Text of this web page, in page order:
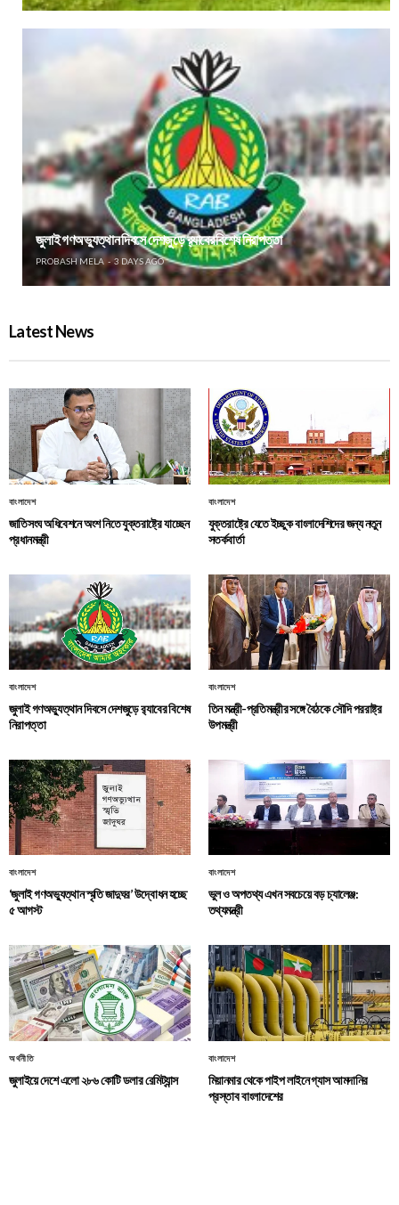
জুলাই গণঅভ্যুত্থান দিবসে দেশজুড়ে র‌্যাবের বিশেষ নিরাপত্তা
PROBASH MELA 3 DAYS AGO
Latest News
বাংলাদেশ
জাতিসংঘ অধিবেশনে অংশ নিতে যুক্তরাষ্ট্রে যাচ্ছেন
প্রধানমন্ত্রী
বাংলাদেশ
যুক্তরাষ্ট্রে যেতে ইচ্ছুক বাংলাদেশিদের জন্য নতুন
সতর্কবার্তা
বাংলাদেশ
জুলাই গণঅভ্যুত্থান দিবসে দেশজুড়ে র‌্যাবের বিশেষ
নিরাপত্তা
বাংলাদেশ
তিন মন্ত্রী-প্রতিমন্ত্রীর সঙ্গে বৈঠকে সৌদি পররাষ্ট্র
উপমন্ত্রী
বাংলাদেশ
‘জুলাই গণঅভ্যুত্থান স্মৃতি জাদুঘর’ উদ্বোধন হচ্ছে
৫ আগস্ট
বাংলাদেশ
ভুল ও অপতথ্য এখন সবচেয়ে বড় চ্যালেঞ্জ:
তথ্যমন্ত্রী
অর্থনীতি
জুলাইয়ে দেশে এলো ২৮৬ কোটি ডলার রেমিট্যান্স
বাংলাদেশ
মিয়ানমার থেকে পাইপ লাইনে গ্যাস আমদানির
প্রস্তাব বাংলাদেশের